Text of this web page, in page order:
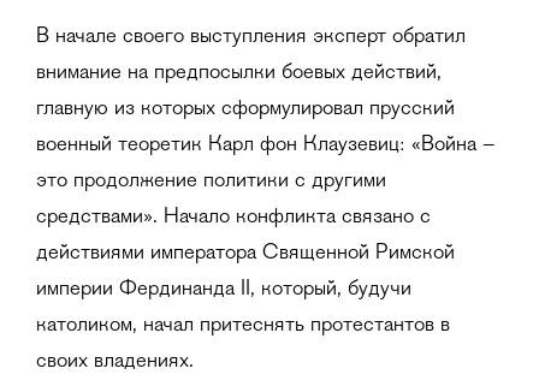
В начале своего выступления эксперт обратил
внимание на предпосылки боевых действий,
главную из которых сформулировал прусский
военный теоретик Карл фон Клаузевиц: «Война –
это продолжение политики с другими
средствами». Начало конфликта связано с
действиями императора Священной Римской
империи Фердинанда II, который, будучи
католиком, начал притеснять протестантов в
своих владениях.